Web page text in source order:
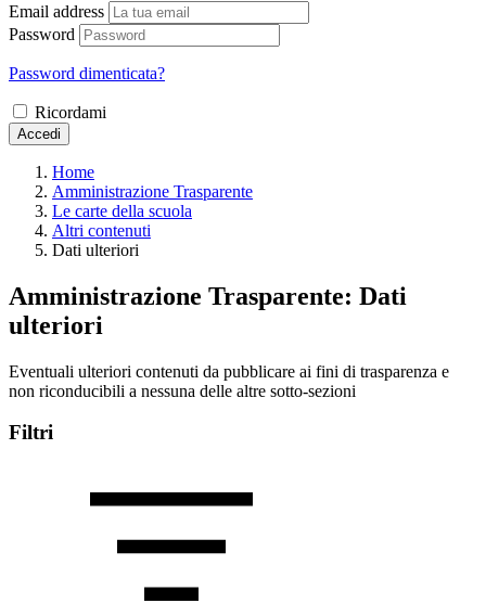
Email address
Password
Password dimenticata?
Ricordami
Accedi
Home
Amministrazione Trasparente
Le carte della scuola
Altri contenuti
Dati ulteriori
Amministrazione Trasparente: Dati
ulteriori
Eventuali ulteriori contenuti da pubblicare ai fini di trasparenza e
non riconducibili a nessuna delle altre sotto-sezioni
Filtri